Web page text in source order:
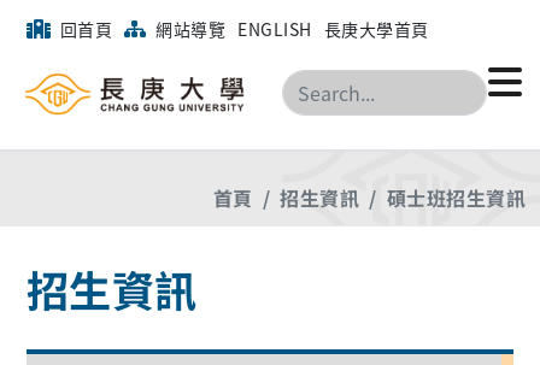
回首頁 網站導覽 ENGLISH 長庚大學首頁
搜尋
首頁 招生資訊 碩士班招生資訊
招生資訊